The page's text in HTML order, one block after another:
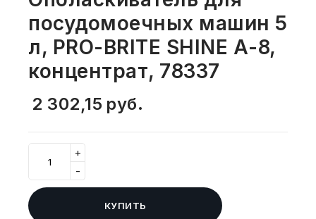
ХОЗТОВАРЫ И ХИМИЯ
ПОДАРКИ И СУВЕНИРЫ
ШКОЛА И ТВОРЧЕСТВО
МЕБЕЛЬ
МЕБЕЛЬ
МЕДИЦИНСКИЕ ТОВАРЫ
РАЗВИВАЮЩЕЕ ОБОРУДОВАНИЕ
посудомоечных машин 5
л, PRO-BRITE SHINE А-8,
концентрат, 78337
2 302,15 руб.
+
-
КУПИТЬ